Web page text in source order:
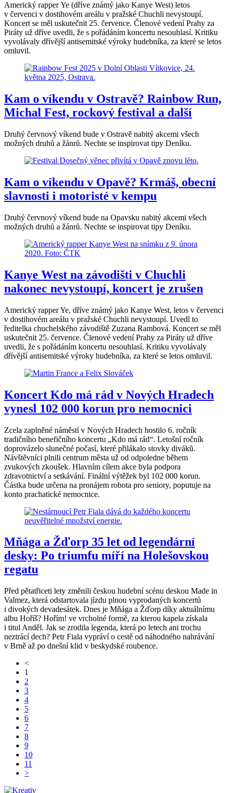
Americký rapper Ye (dříve známý jako Kanye West) letos
v červenci v dostihovém areálu v pražské Chuchli nevystoupí.
Koncert se měl uskutečnit 25. července. Členové vedení Prahy za
Piráty už dříve uvedli, že s pořádáním koncertu nesouhlasí. Kritiku
vyvolávaly dřívější antisemitské výroky hudebníka, za které se letos
omluvil.
Kam o víkendu v Ostravě? Rainbow Run,
Michal Fest, rockový festival a další
Druhý červnový víkend bude v Ostravě nabitý akcemi všech
možných druhů a žánrů. Nechte se inspirovat tipy Deníku.
Kam o víkendu v Opavě? Krmáš, obecní
slavnosti i motoristé v kempu
Druhý červnový víkend bude na Opavsku nabitý akcemi všech
možných druhů a žánrů. Nechte se inspirovat tipy Deníku.
Kanye West na závodišti v Chuchli
nakonec nevystoupí, koncert je zrušen
Americký rapper Ye, dříve známý jako Kanye West, letos v červenci
v dostihovém areálu v pražské Chuchli nevystoupí. Uvedl to
ředitelka chuchelského závodiště Zuzana Rambová. Koncert se měl
uskutečnit 25. července. Členové vedení Prahy za Piráty už dříve
uvedli, že s pořádáním koncertu nesouhlasí. Kritiku vyvolávaly
dřívější antisemitské výroky hudebníka, za které se letos omluvil.
Koncert Kdo má rád v Nových Hradech
vynesl 102 000 korun pro nemocnici
Zcela zaplněné náměstí v Nových Hradech hostilo 6. ročník
tradičního benefičního koncertu „Kdo má rád“. Letošní ročník
doprovázelo slunečné počasí, které přilákalo stovky diváků.
Návštěvníci plnili centrum města už od odpoledne během
zvukových zkoušek. Hlavním cílem akce byla podpora
zdravotnictví a setkávání. Finální výtěžek byl 102 000 korun.
Částka bude určena na pronájem robota pro seniory, poputuje na
konto prachatické nemocnice.
Mňága a Žďorp 35 let od legendární
desky: Po triumfu míří na Holešovskou
regatu
Před pětatřiceti lety změnili českou hudební scénu deskou Made in
Valmez, která odstartovala jízdu plnou vyprodaných koncertů
i divokých devadesátek. Dnes je Mňága a Žďorp díky aktuálnímu
albu Hoříš? Hořím! ve vrcholné formě, za kterou kapela získala
i titul Anděl. Jak se zrodila legenda, která po letech ani trochu
neztrácí dech? Petr Fiala vypráví o cestě od náhodného nahrávání
v Brně až po dnešní klid v beskydské roubence.
<
1
2
3
4
5
6
7
8
9
10
11
>